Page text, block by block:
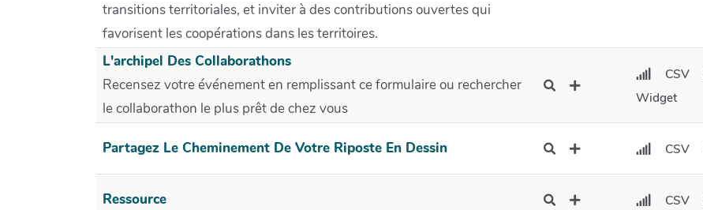
transitions territoriales, et inviter à des contributions ouvertes qui
favorisent les coopérations dans les territoires.
L'archipel Des Collaborathons
Recensez votre événement en remplissant ce formulaire ou rechercher
le collaborathon le plus prêt de chez vous
CSV
Widget
Partagez Le Cheminement De Votre Riposte En Dessin CSV
Ressource CSV